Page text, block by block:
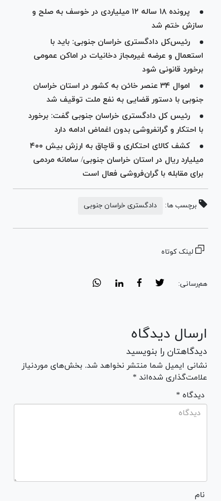
پرونده ۱۸ ساله ۱۲ میلیاردی در خوسف به صلح و
سازش ختم شد
رئیس‌کل دادگستری خراسان جنوبی: باید با
استعمال و عرضه غیرمجاز دخانیات در اماکن عمومی
برخورد قانونی شود
اموال ۳۴ عنصر خائن به کشور در استان خراسان
جنوبی با دستور قضایی به نفع ملت توقیف شد
رئیس کل دادگستری خراسان جنوبی گفت: برخورد
با احتکار و گرانفروشی بدون اغماض ادامه دارد
کشف کالای احتکاری و قاچاق به ارزش بیش ۴۰۰
میلیارد ریال در استان خراسان جنوبی/ سامانه مردمی
برای مقابله با گران‌فروشی فعال است
برچسب ها: دادگستری خراسان جنوبی
لینک کوتاه
هم‌رسانی:
ارسال دیدگاه
دیدگاهتان را بنویسید
نشانی ایمیل شما منتشر نخواهد شد. بخش‌های موردنیاز
علامت‌گذاری شده‌اند *
* دیدگاه
نام